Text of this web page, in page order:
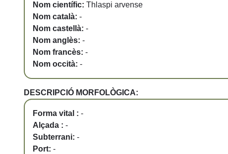
Nom científic: Thlaspi arvense
Nom català: -
Nom castellà: -
Nom anglès: -
Nom francès: -
Nom occità: -
DESCRIPCIÓ MORFOLÒGICA:
Forma vital : -
Alçada : -
Subterrani: -
Port: -